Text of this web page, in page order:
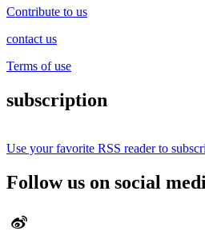
Contribute to us
contact us
Terms of use
subscription
Use your favorite RSS reader to
Follow us on social